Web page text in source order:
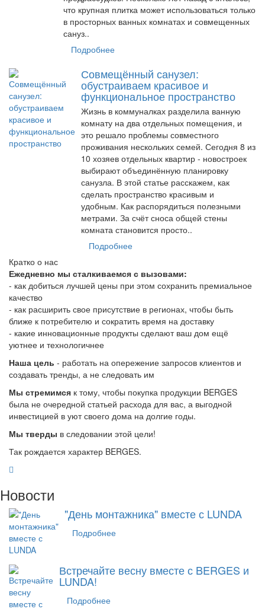
что крупная плитка может использоваться только
в просторных ванных комнатах и совмещенных
сануз..
Подробнее
Совмещённый санузел:
обустраиваем красивое и
функциональное пространство
Жизнь в коммуналках разделила ванную
комнату на два отдельных помещения, и
это решало проблемы совместного
проживания нескольких семей. Сегодня 8 из
10 хозяев отдельных квартир - новостроек
выбирают объединённую планировку
санузла. В этой статье расскажем, как
сделать пространство красивым и
удобным. Как распорядиться полезными
метрами. За счёт сноса общей стены
комната становится просто..
Подробнее
Кратко о нас
Ежедневно мы сталкиваемся с вызовами:
- как добиться лучшей цены при этом сохранить премиальное
качество
- как расширить свое присутствие в регионах, чтобы быть
ближе к потребителю и сократить время на доставку
- какие инновационные продукты сделают ваш дом ещё
уютнее и технологичнее
Наша цель - работать на опережение запросов клиентов и
создавать тренды, а не следовать им
Мы стремимся к тому, чтобы покупка продукции BERGES
была не очередной статьей расхода для вас, а выгодной
инвестицией в уют своего дома на долгие годы.
Мы тверды в следовании этой цели!
Так рождается характер BERGES.
Новости
"День монтажника" вместе с LUNDA
Подробнее
Встречайте весну вместе с BERGES и
LUNDA!
Подробнее